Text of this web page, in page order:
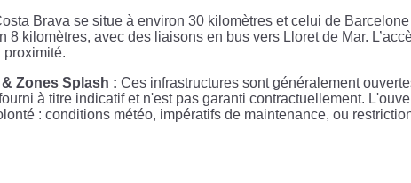
Brava se situe à environ 30 kilomètres et celui de
8 kilomètres, avec des liaisons en bus vers Lloret de Mar.
proximité.
Zones Splash : Ces infrastructures sont généralement
à titre indicatif et n'est pas garanti contractuellement.
: conditions météo, impératifs de maintenance, ou